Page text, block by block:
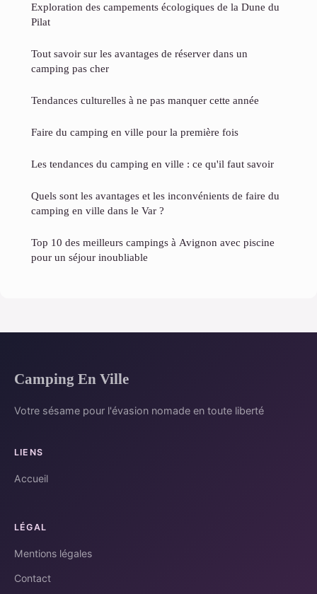
Exploration des campements écologiques de la Dune du
Pilat
Tout savoir sur les avantages de réserver dans un
camping pas cher
Tendances culturelles à ne pas manquer cette année
Faire du camping en ville pour la première fois
Les tendances du camping en ville : ce qu'il faut savoir
Quels sont les avantages et les inconvénients de faire du
camping en ville dans le Var ?
Top 10 des meilleurs campings à Avignon avec piscine
pour un séjour inoubliable
Camping En Ville
Votre sésame pour l'évasion nomade en toute liberté
LIENS
Accueil
LÉGAL
Mentions légales
Contact